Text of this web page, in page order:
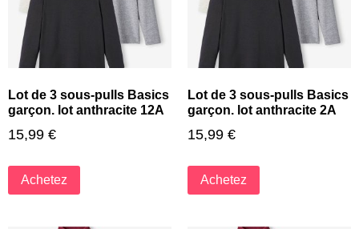
Lot de 3 sous-pulls Basics
garçon. lot anthracite 12A
15,99 €
Achetez
Lot de 3 sous-pulls Basics
garçon. lot anthracite 2A
15,99 €
Achetez